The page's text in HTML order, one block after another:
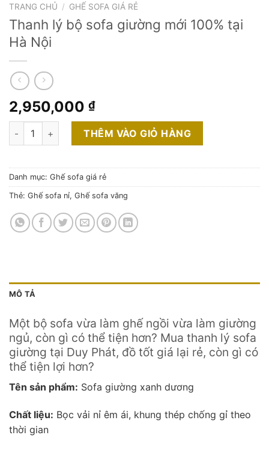
TRANG CHỦ / GHẾ SOFA GIÁ RẺ
Thanh lý bộ sofa giường mới 100% tại
Hà Nội
2,950,000 ₫
Thanh lý bộ sofa giường mới 100% tại Hà Nội số lượng
THÊM VÀO GIỎ HÀNG
Danh mục: Ghế sofa giá rẻ
Thẻ: Ghế sofa nỉ, Ghế sofa văng
MÔ TẢ
Một bộ sofa vừa làm ghế ngồi vừa làm giường
ngủ, còn gì có thể tiện hơn? Mua thanh lý sofa
giường tại Duy Phát, đồ tốt giá lại rẻ, còn gì có
thể tiện lợi hơn?
Tên sản phẩm: Sofa giường xanh dương
Chất liệu: Bọc vải nỉ êm ái, khung thép chống gỉ theo
thời gian